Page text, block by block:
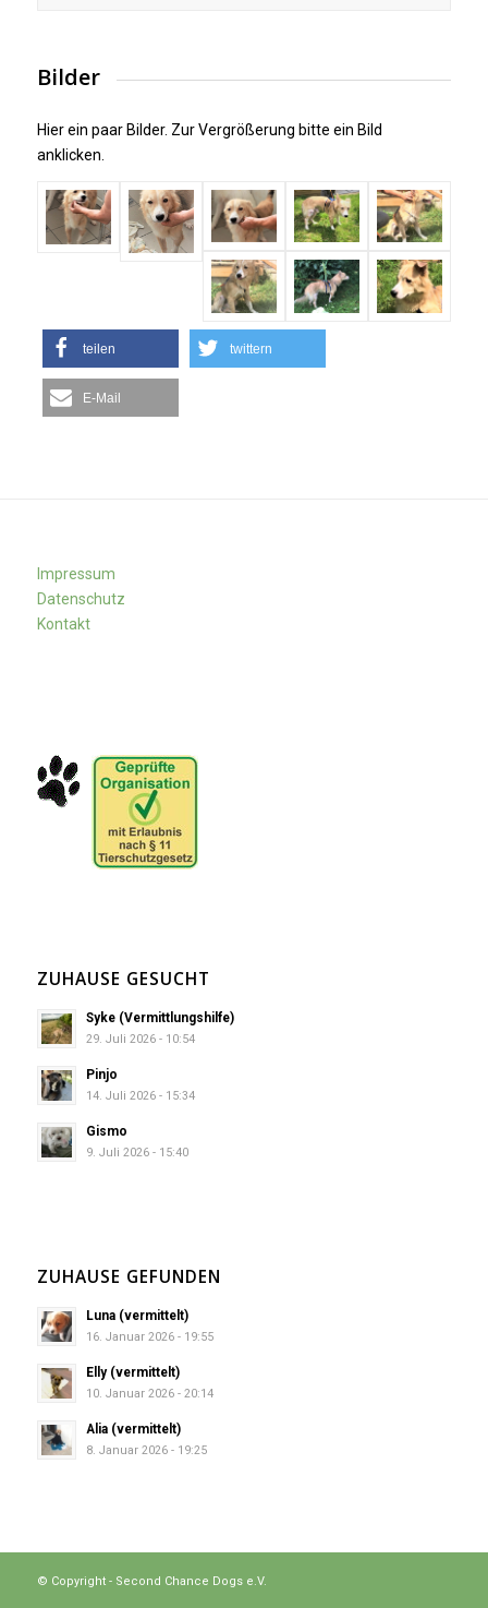
Bilder
Hier ein paar Bilder. Zur Vergrößerung bitte ein Bild
anklicken.
teilen twittern
E-Mail
Impressum
Datenschutz
Kontakt
ZUHAUSE GESUCHT
Syke (Vermittlungshilfe)
29. Juli 2026 - 10:54
Pinjo
14. Juli 2026 - 15:34
Gismo
9. Juli 2026 - 15:40
ZUHAUSE GEFUNDEN
Luna (vermittelt)
16. Januar 2026 - 19:55
Elly (vermittelt)
10. Januar 2026 - 20:14
Alia (vermittelt)
8. Januar 2026 - 19:25
© Copyright - Second Chance Dogs e.V.